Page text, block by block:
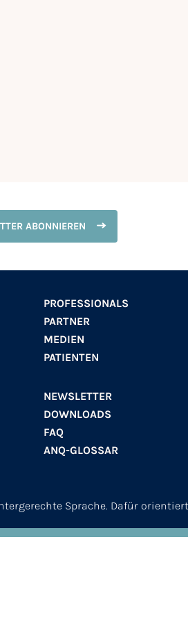
ABONNIEREN
PROFESSIONALS
PARTNER
MEDIEN
PATIENTEN
NEWSLETTER
DOWNLOADS
FAQ
ANQ-GLOSSAR
Sprache. Dafür